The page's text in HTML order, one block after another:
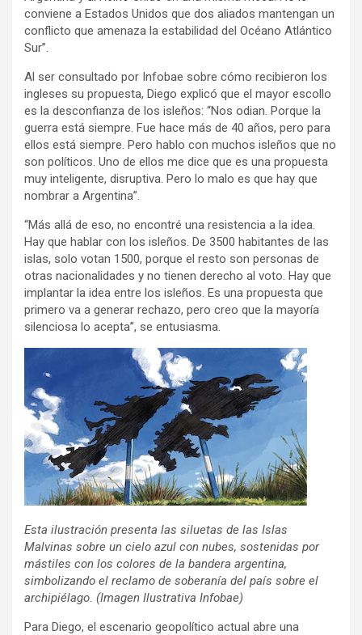
conviene a Estados Unidos que dos aliados mantengan un
conflicto que amenaza la estabilidad del Océano Atlántico
Sur”.
Al ser consultado por Infobae sobre cómo recibieron los
ingleses su propuesta, Diego explicó que el mayor escollo
es la desconfianza de los isleños: “Nos odian. Porque la
guerra está siempre. Fue hace más de 40 años, pero para
ellos está siempre. Pero hablo con muchos isleños que no
son políticos. Uno de ellos me dice que es una propuesta
muy inteligente, disruptiva. Pero lo malo es que hay que
nombrar a Argentina”.
“Más allá de eso, no encontré una resistencia a la idea.
Hay que hablar con los isleños. De 3500 habitantes de las
islas, solo votan 1500, porque el resto son personas de
otras nacionalidades y no tienen derecho al voto. Hay que
implantar la idea entre los isleños. Es una propuesta que
primero va a generar rechazo, pero creo que la mayoría
silenciosa lo acepta”, se entusiasma.
Esta ilustración presenta las siluetas de las Islas
Malvinas sobre un cielo azul con nubes, sostenidas por
mástiles con los colores de la bandera argentina,
simbolizando el reclamo de soberanía del país sobre el
archipiélago. (Imagen Ilustrativa Infobae)
Para Diego, el escenario geopolítico actual abre una